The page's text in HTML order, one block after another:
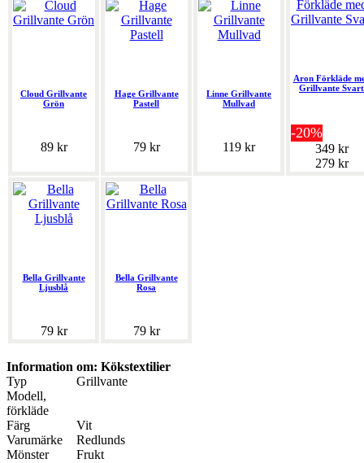
Cloud Grillvante
Grön
89 kr
Hage Grillvante
Pastell
79 kr
Linne Grillvante
Mullvad
119 kr
Aron Förkläde
Grillvante Svart
-20%
349 kr
279 kr
Bella Grillvante
Ljusblå
79 kr
Bella Grillvante
Rosa
79 kr
Information om: Kökstextilier
Typ
Grillvante
Modell,
förkläde
Färg
Vit
Varumärke
Redlunds
Mönster
Frukt